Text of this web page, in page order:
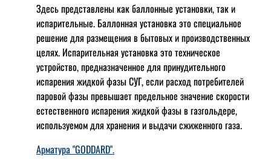
Здесь представлены как баллонные установки, так и
испарительные. Баллонная установка это специальное
решение для размещения в бытовых и производственных
целях. Испарительная установка это техническое
устройство, предназначенное для принудительного
испарения жидкой фазы СУГ, если расход потребителей
паровой фазы превышает предельное значение скорости
естественного испарения жидкой фазы в газгольдере,
используемом для хранения и выдачи сжиженного газа.
Арматура "GODDARD".